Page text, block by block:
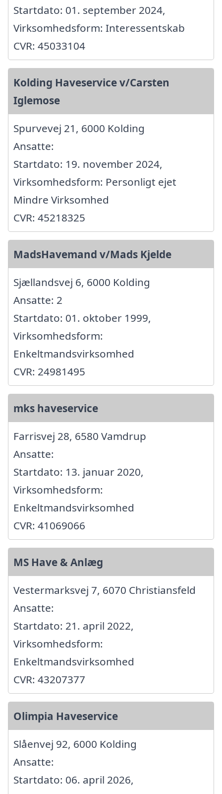
Startdato: 01. september 2024,
Virksomhedsform: Interessentskab
CVR: 45033104
Kolding Haveservice v/Carsten
Iglemose
Spurvevej 21, 6000 Kolding
Ansatte:
Startdato: 19. november 2024,
Virksomhedsform: Personligt ejet
Mindre Virksomhed
CVR: 45218325
MadsHavemand v/Mads Kjelde
Sjællandsvej 6, 6000 Kolding
Ansatte: 2
Startdato: 01. oktober 1999,
Virksomhedsform:
Enkeltmandsvirksomhed
CVR: 24981495
mks haveservice
Farrisvej 28, 6580 Vamdrup
Ansatte:
Startdato: 13. januar 2020,
Virksomhedsform:
Enkeltmandsvirksomhed
CVR: 41069066
MS Have & Anlæg
Vestermarksvej 7, 6070 Christiansfeld
Ansatte:
Startdato: 21. april 2022,
Virksomhedsform:
Enkeltmandsvirksomhed
CVR: 43207377
Olimpia Haveservice
Slåenvej 92, 6000 Kolding
Ansatte:
Startdato: 06. april 2026,